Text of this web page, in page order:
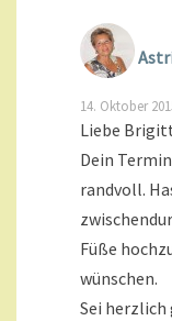
14. Oktober
Liebe
Dein
randvoll.
Füße
wünschen.
Sei